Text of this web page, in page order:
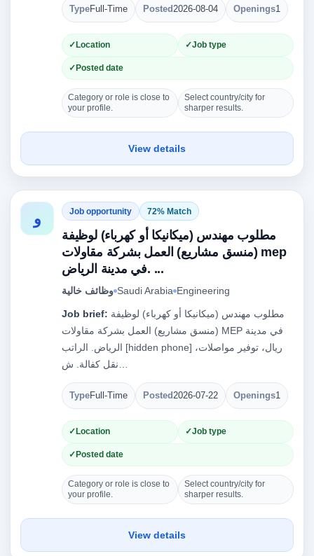
TypeFull-Time Posted2026-08-04 Openings1
Location Job type
Posted date
Category or role is close to
your profile.
Select country/city for
sharper results.
View details
و Job opportunity 72% Match
مطلوب مهندس (ميكانيكا أو كهرباء) لوظيفة
(منسق مشاريع) العمل بشركة مقاولات mep
في مدينة الرياض. ...
وظائف خالية Saudi Arabia Engineering
Job brief:
(منسق مشاريع) العمل بشركة مقاولات MEP في مدينة
الرياض. الراتب [hidden phone] ريال، توفير مواصلات،
TypeFull-Time Posted2026-07-22 Openings1
Location Job type
Posted date
Category or role is close to
your profile.
Select country/city for
sharper results.
View details